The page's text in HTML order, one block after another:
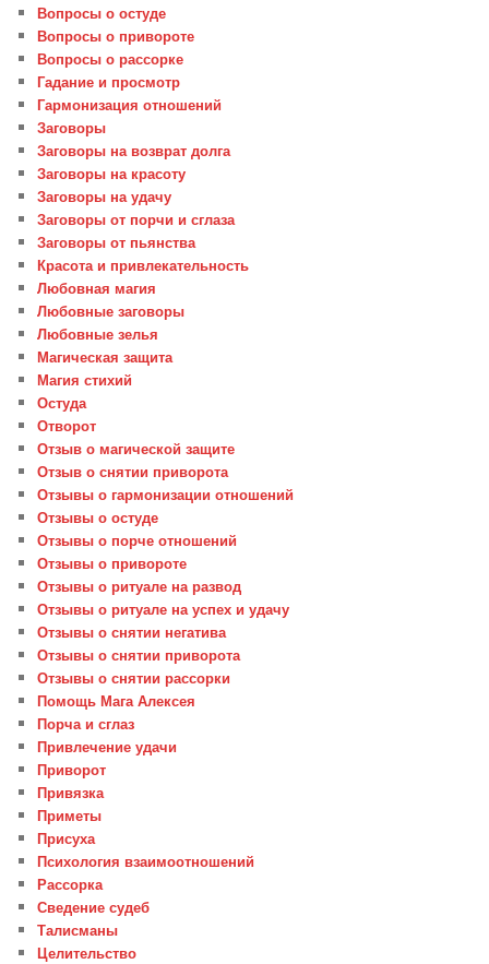
Вопросы о остуде
Вопросы о привороте
Вопросы о рассорке
Гадание и просмотр
Гармонизация отношений
Заговоры
Заговоры на возврат долга
Заговоры на красоту
Заговоры на удачу
Заговоры от порчи и сглаза
Заговоры от пьянства
Красота и привлекательность
Любовная магия
Любовные заговоры
Любовные зелья
Магическая защита
Магия стихий
Остуда
Отворот
Отзыв о магической защите
Отзыв о снятии приворота
Отзывы о гармонизации отношений
Отзывы о остуде
Отзывы о порче отношений
Отзывы о привороте
Отзывы о ритуале на развод
Отзывы о ритуале на успех и удачу
Отзывы о снятии негатива
Отзывы о снятии приворота
Отзывы о снятии рассорки
Помощь Мага Алексея
Порча и сглаз
Привлечение удачи
Приворот
Привязка
Приметы
Присуха
Психология взаимоотношений
Рассорка
Сведение судеб
Талисманы
Целительство